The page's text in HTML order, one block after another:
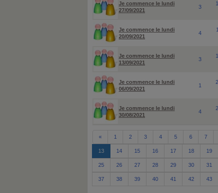
Je commence le lundi
27/09/2021
3
Je commence le lundi
20/09/2021
4
Je commence le lundi
13/09/2021
3
Je commence le lundi
06/09/2021
1
Je commence le lundi
30/08/2021
4
« 1 2 3 4 5 6 7
13 14 15 16 17 18 19
25 26 27 28 29 30 31
37 38 39 40 41 42 43